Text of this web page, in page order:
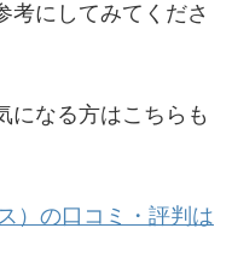
考にしてみてくださ
になる方はこちらも
）の口コミ・評判は